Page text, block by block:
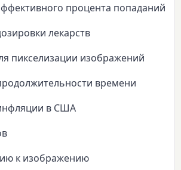
процента попаданий
лекарств
пикселизации изображений
времени
в США
к изображению